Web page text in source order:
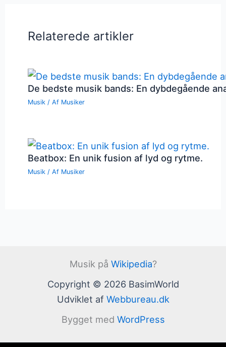
Relaterede artikler
De bedste musik bands: En dybdegående
Musik / Af Musiker
Beatbox: En unik fusion af lyd og rytme.
Musik / Af Musiker
Musik på Wikipedia?
Copyright © 2026 BasimWorld
Udviklet af Webbureau.dk
Bygget med WordPress